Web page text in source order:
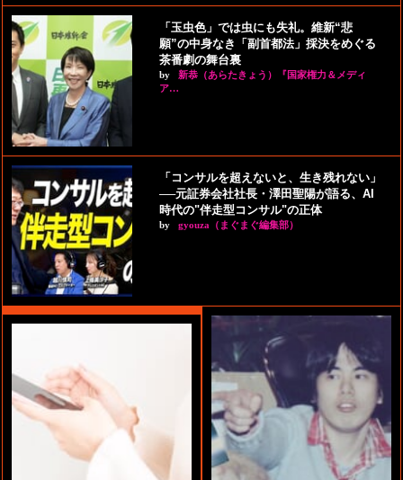
「玉虫色」では虫にも失礼。維新“悲
願”の中身なき「副首都法」採決をめぐる
茶番劇の舞台裏
by
新恭（あらたきょう）『国家権力＆メディ
ア…
「コンサルを超えないと、生き残れない」
──元証券会社社長・澤田聖陽が語る、AI
時代の"伴走型コンサル"の正体
by gyouza（まぐまぐ編集部）